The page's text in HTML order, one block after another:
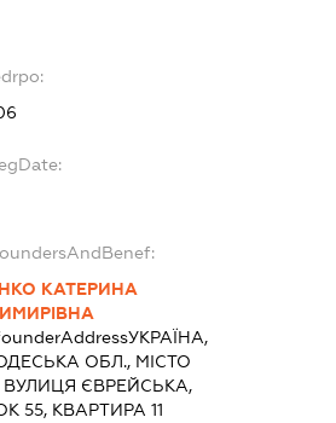
КАТЕРИНА
УКРАЇНА,
ОБЛ., МІСТО
ЄВРЕЙСЬКА,
55, КВАРТИРА 11